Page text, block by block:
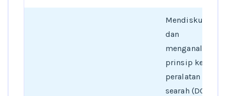
Mendiskusikan
dan
menganalisis
prinsip kerja
peralatan listrik
searah (DC)